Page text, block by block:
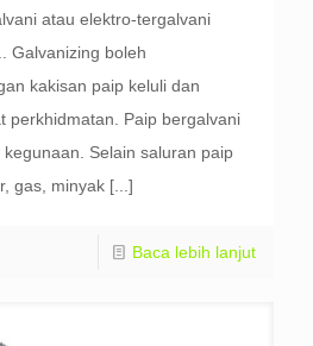
atau elektro-tergalvani
Galvanizing boleh
kakisan paip keluli dan
perkhidmatan. Paip bergalvani
Selain saluran paip
gas, minyak [...]
Baca lebih lanjut